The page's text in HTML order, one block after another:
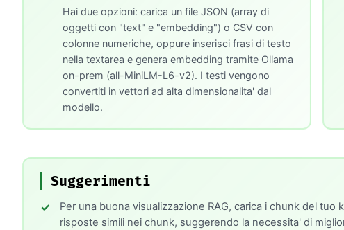
Hai due opzioni: carica un file JSON (array di
oggetti con "text" e "embedding") o CSV con
colonne numeriche, oppure inserisci frasi di testo
nella textarea e genera embedding tramite Ollama
on-prem (all-MiniLM-L6-v2). I testi vengono
convertiti in vettori ad alta dimensionalita' dal
modello.
Suggerimenti
Per una buona visualizzazione RAG, carica i chunk del
risposte simili nei chunk, suggerendo la necessita' di